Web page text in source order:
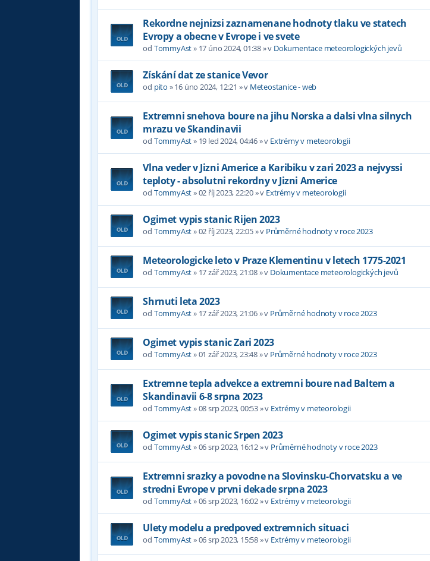
Rekordne nejnizsi zaznamenane hodnoty tlaku ve statech
Evropy a obecne v Evrope i ve svete
od TommyAst» 17 úno 2024, 01:38» v Dokumentace meteorologických jevů
Získání dat ze stanice Vevor
od pito »16 úno 2024, 12:21 » v Meteostanice - web
Extremni snehova boure na jihu Norska a dalsi vlna silnych
mrazu ve Skandinavii
od TommyAst» 19 led 2024, 04:46» v Extrémy v meteorologii
Vlna veder v Jizni Americe a Karibiku v zari 2023 a nejvyssi
teploty - absolutni rekordny v Jizni Americe
od TommyAst»02 říj 2023, 22:20» v Extrémy v meteorologii
Ogimet vypis stanic Rijen 2023
od TommyAst»02 říj 2023, 22:05» v Průměrné hodnoty v roce 2023
Meteorologicke leto v Praze Klementinu v letech 1775-2021
od TommyAst» 17 zář 2023, 21:08» v Dokumentace meteorologických jevů
Shrnuti leta 2023
od TommyAst» 17 zář 2023, 21:06» v Průměrné hodnoty v roce 2023
Ogimet vypis stanic Zari 2023
od TommyAst»01 zář 2023, 23:48» v Průměrné hodnoty v roce 2023
Extremne tepla advekce a extremni boure nad Baltem a
Skandinavii 6-8 srpna 2023
od TommyAst»08 srp 2023, 00:53» v Extrémy v meteorologii
Ogimet vypis stanic Srpen 2023
od TommyAst»06 srp 2023, 16:12» v Průměrné hodnoty v roce 2023
Extremni srazky a povodne na Slovinsku-Chorvatsku a ve
stredni Evrope v prvni dekade srpna 2023
od TommyAst»06 srp 2023, 16:02» v Extrémy v meteorologii
Ulety modelu a predpoved extremnich situaci
od TommyAst»06 srp 2023, 15:58» v Extrémy v meteorologii